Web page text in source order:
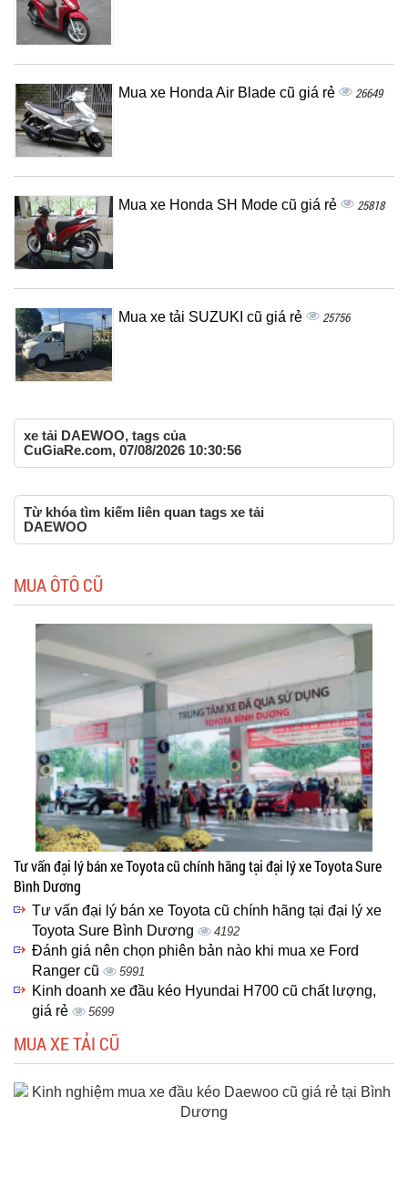
Mua xe Honda Air Blade cũ giá rẻ 26649
Mua xe Honda SH Mode cũ giá rẻ 25818
Mua xe tải SUZUKI cũ giá rẻ 25756
xe tải DAEWOO, tags của
CuGiaRe.com, 07/08/2026 10:30:56
Từ khóa tìm kiếm liên quan tags xe tải
DAEWOO
MUA ÔTÔ CŨ
Tư vấn đại lý bán xe Toyota cũ chính hãng tại đại lý xe Toyota Sure
Bình Dương
Tư vấn đại lý bán xe Toyota cũ chính hãng tại đại lý xe
Toyota Sure Bình Dương
4192
Đánh giá nên chọn phiên bản nào khi mua xe Ford
Ranger cũ
5991
Kinh doanh xe đầu kéo Hyundai H700 cũ chất lượng,
giá rẻ
5699
MUA XE TẢI CŨ